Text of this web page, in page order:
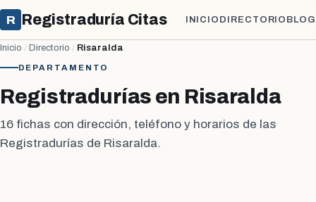
R Registraduría Citas INICIO DIRECTORIO BLOG
Inicio / Directorio / Risaralda
DEPARTAMENTO
Registradurías en Risaralda
16 fichas con dirección, teléfono y horarios de las
Registradurías de Risaralda.